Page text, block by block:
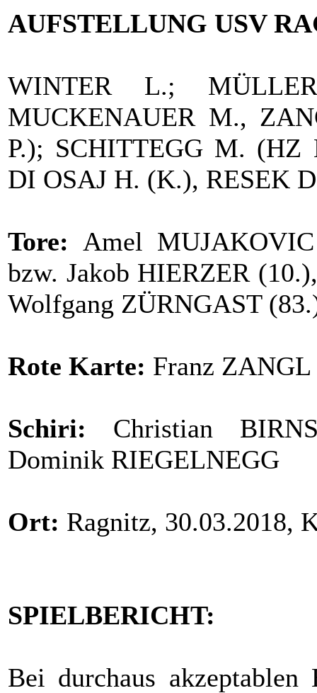
AUFSTELLUNG USV
WINTER L.;
MUCKENAUER M.,
P.); SCHITTEGG M.
DI OSAJ H. (K.), RESEK
Tore: Amel
bzw. Jakob HIERZER
Wolfgang ZÜRNGAST
Rote Karte: Franz
Schiri: Christian
Dominik RIEGELNEGG
Ort: Ragnitz, 30.03.2018,
SPIELBERICHT:
Bei durchaus akzeptablen